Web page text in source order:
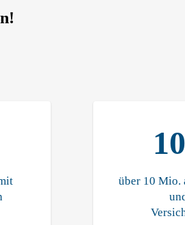
über 10 Mio.